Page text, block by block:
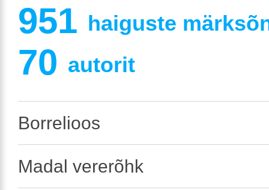
951 haiguste
70 autorit
Borrelioos
Madal vererõhk